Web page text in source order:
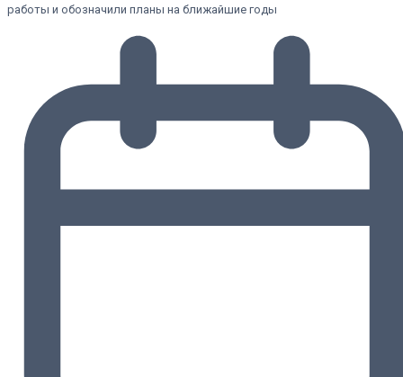
работы и обозначили планы на ближайшие годы